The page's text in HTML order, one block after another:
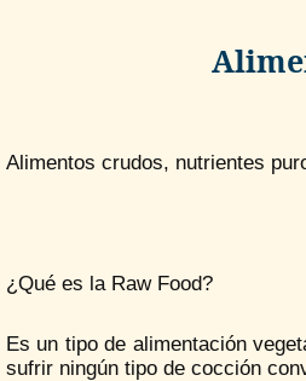
Alimentos crudos, nutrientes
¿Qué es la Raw Food?
Es un tipo de alimentación
sufrir ningún tipo de cocción